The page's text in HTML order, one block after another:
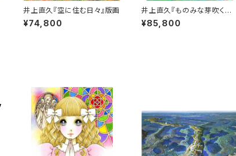
井上直久『空に住む日々』版画
¥74,800
井上直久『ものみな芽吹く日』
版画
¥85,800